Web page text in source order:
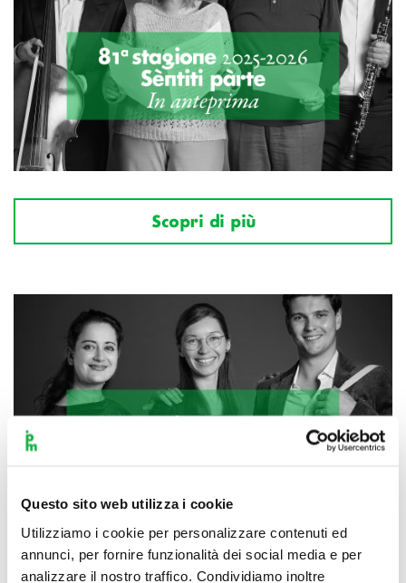
Questo sito web utilizza i cookie
Utilizziamo i cookie per personalizzare contenuti ed
annunci, per fornire funzionalità dei social media e per
analizzare il nostro traffico. Condividiamo inoltre
Scopri di più